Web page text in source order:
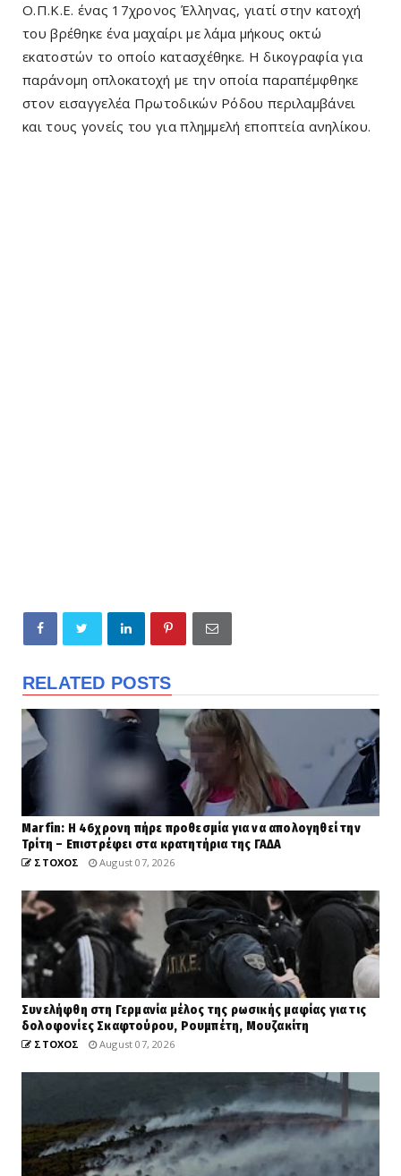
Ο.Π.Κ.Ε. ένας 17χρονος Έλληνας, γιατί στην κατοχή
του βρέθηκε ένα μαχαίρι με λάμα μήκους οκτώ
εκατοστών το οποίο κατασχέθηκε. Η δικογραφία για
παράνομη οπλοκατοχή με την οποία παραπέμφθηκε
στον εισαγγελέα Πρωτοδικών Ρόδου περιλαμβάνει
και τους γονείς του για πλημμελή εποπτεία ανηλίκου.
RELATED POSTS
Marfin: Η 46χρονη πήρε προθεσμία για να απολογηθεί την
Τρίτη – Επιστρέφει στα κρατητήρια της ΓΑΔΑ
ΣΤΟΧΟΣ August 07, 2026
Συνελήφθη στη Γερμανία μέλος της ρωσικής μαφίας για τις
δολοφονίες Σκαφτούρου, Ρουμπέτη, Μουζακίτη
ΣΤΟΧΟΣ August 07, 2026